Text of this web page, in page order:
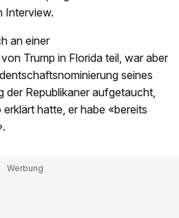
Interview.
an einer
Trump in Florida teil, war aber
seines
der Republikaner aufgetaucht,
hatte, er habe «bereits